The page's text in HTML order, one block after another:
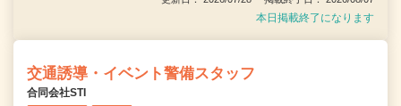
本日掲載終了になります
交通誘導・イベント警備スタッフ
合同会社STI